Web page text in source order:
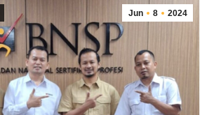
Jun 8 2024